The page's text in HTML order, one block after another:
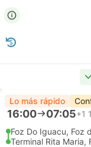
Lo más rápido
16:00 07:05+1
Foz Do Iguacu, Foz
Terminal Rita Maria,